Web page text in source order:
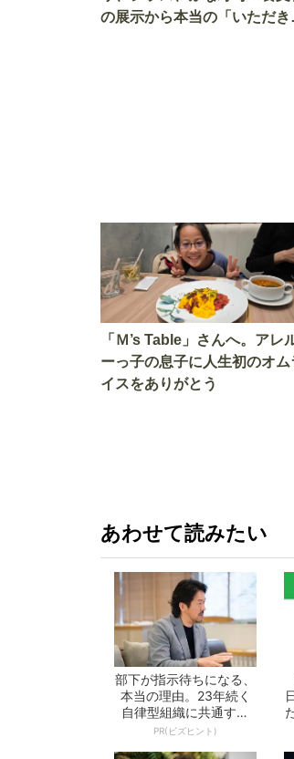
の展示から本当の「いただき
「Ｍ’s Table」さんへ。アレルギ
ーっ子の息子に人生初のオム
イスをありがとう
あわせて読みたい
部下が指示待ちになる、
本当の理由。23年続く
自律型組織に共通する
「3つの要素」
PR(ビズヒント)